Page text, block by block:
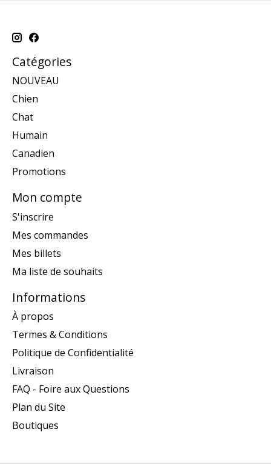
Catégories
NOUVEAU
Chien
Chat
Humain
Canadien
Promotions
Mon compte
S'inscrire
Mes commandes
Mes billets
Ma liste de souhaits
Informations
À propos
Termes & Conditions
Politique de Confidentialité
Livraison
FAQ - Foire aux Questions
Plan du Site
Boutiques